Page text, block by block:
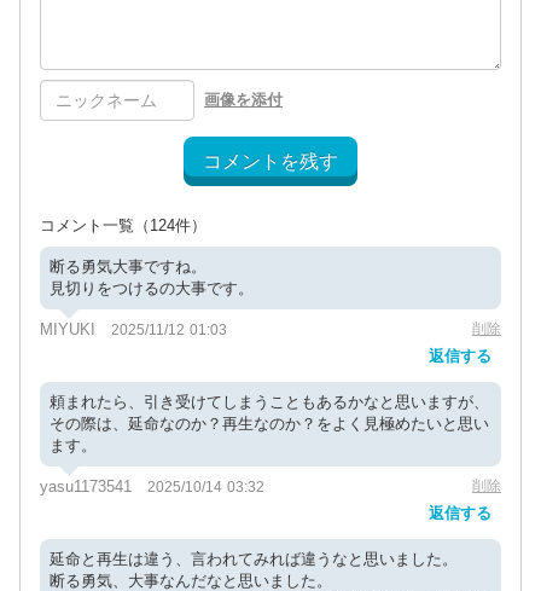
画像を添付
コメントを残す
コメント一覧 （124件）
断る勇気大事ですね。
見切りをつけるの大事です。
MIYUKI 2025/11/12 01:03 削除
返信する
頼まれたら、引き受けてしまうこともあるかなと思いますが、
その際は、延命なのか？再生なのか？をよく見極めたいと思い
ます。
yasu1173541 2025/10/14 03:32 削除
返信する
延命と再生は違う、言われてみれば違うなと思いました。
断る勇気、大事なんだなと思いました。